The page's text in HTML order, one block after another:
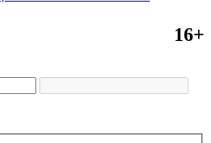
16+